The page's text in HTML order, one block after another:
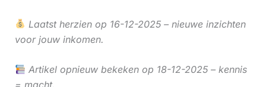
Laatst herzien op 16-12-2025 – nieuwe inzichten
voor jouw inkomen.
Artikel opnieuw bekeken op 18-12-2025 – kennis